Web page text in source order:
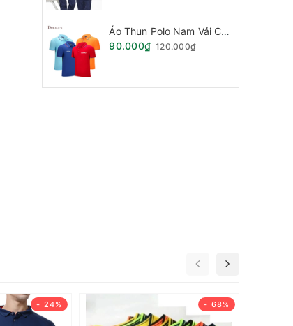
Áo Thun Polo Nam Vải Cá Sấu Phối Sọc Viền Tay Cổ.
90.000₫ 120.000₫
- 24% - 68%